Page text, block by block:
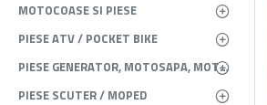
MOTOCOASE SI PIESE
PIESE ATV / POCKET BIKE
PIESE GENERATOR, MOTOSAPA, MOTOPOMPA, ATOMIZOR
PIESE SCUTER / MOPED